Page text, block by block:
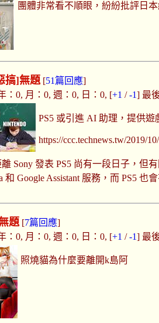
團體非常看不順眼，紛紛批評日
搞]無題 [51篇回應]
：0, 月：0, 週：0, 日：0, [+1 /-1] 最
PS5 或引進 AI 助理，提供遊
https://ccc.technews.tw/2019/
Sony 發表 PS5 尚有一段日子，但
和 Google Assistant 服務，而 PS5 也
題 [7篇回應]
：0, 月：0, 週：0, 日：0, [+1 /-1] 最
照燒貓為什麼要離開k島阿